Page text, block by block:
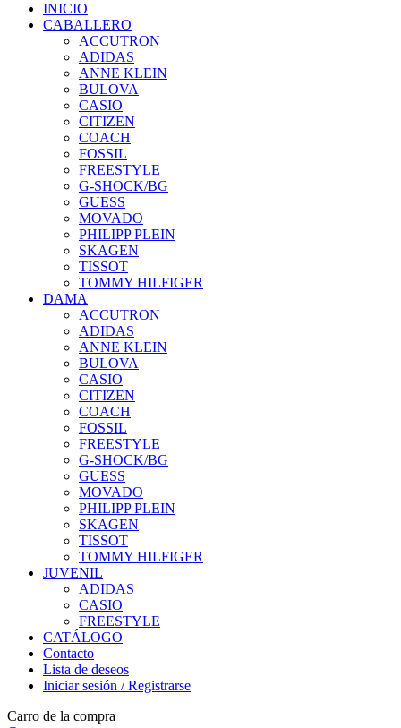
INICIO
CABALLERO
ACCUTRON
ADIDAS
ANNE KLEIN
BULOVA
CASIO
CITIZEN
COACH
FOSSIL
FREESTYLE
G-SHOCK/BG
GUESS
MOVADO
PHILIPP PLEIN
SKAGEN
TISSOT
TOMMY HILFIGER
DAMA
ACCUTRON
ADIDAS
ANNE KLEIN
BULOVA
CASIO
CITIZEN
COACH
FOSSIL
FREESTYLE
G-SHOCK/BG
GUESS
MOVADO
PHILIPP PLEIN
SKAGEN
TISSOT
TOMMY HILFIGER
JUVENIL
ADIDAS
CASIO
FREESTYLE
CATÁLOGO
Contacto
Lista de deseos
Iniciar sesión / Registrarse
Carro de la compra